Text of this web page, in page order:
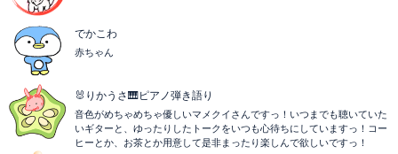
でかこわ
赤ちゃん
🐰りかうさ🎹ピアノ弾き語り
音色がめちゃめちゃ優しいマメクイさんですっ！いつまでも聴いていた
いギターと、ゆったりしたトークをいつも心待ちにしていますっ！コー
ヒーとか、お茶とか用意して是非まったり楽しんで欲しいですっ！